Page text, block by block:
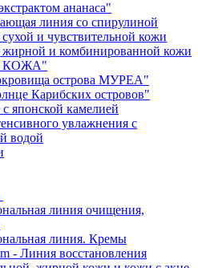
ананаса"
линия со спирулиной
и чувствительной кожи
и комбинированной кожи
КОЖА"
острова МУРЕА"
Карибских островов"
японской камелией
увлажнения с
водой
линия очищения,
линия. Кремы
- Линия восстановления